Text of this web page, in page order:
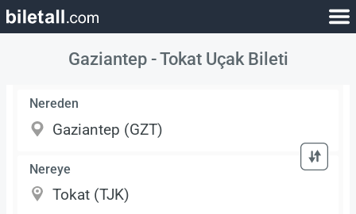
Gaziantep - Tokat Uçak Bileti
Nereden
Nereye